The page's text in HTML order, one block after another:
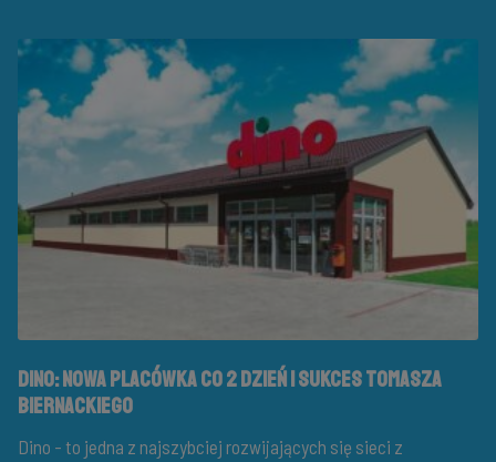
Dino: nowa placówka co 2 dzień i sukces Tomasza
Biernackiego
Dino - to jedna z najszybciej rozwijających się sieci z